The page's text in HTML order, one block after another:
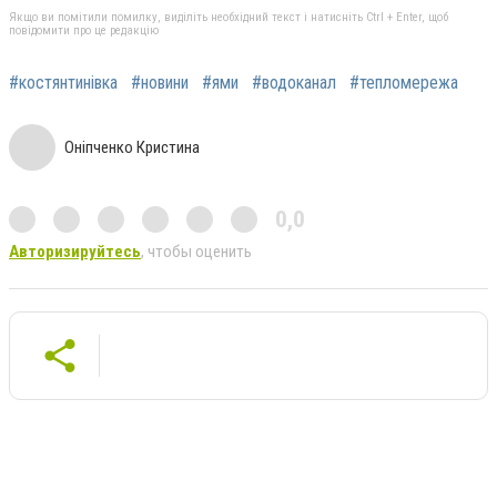
Якщо ви помітили помилку, виділіть необхідний текст і натисніть Ctrl + Enter, щоб
повідомити про це редакцію
#костянтинівка #новини #ями #водоканал #тепломережа
Оніпченко Кристина
0,0
Авторизируйтесь, чтобы оценить